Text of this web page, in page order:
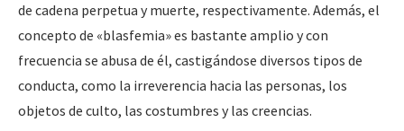
de cadena perpetua y muerte, respectivamente. Además, el
concepto de «blasfemia» es bastante amplio y con
frecuencia se abusa de él, castigándose diversos tipos de
conducta, como la irreverencia hacia las personas, los
objetos de culto, las costumbres y las creencias.